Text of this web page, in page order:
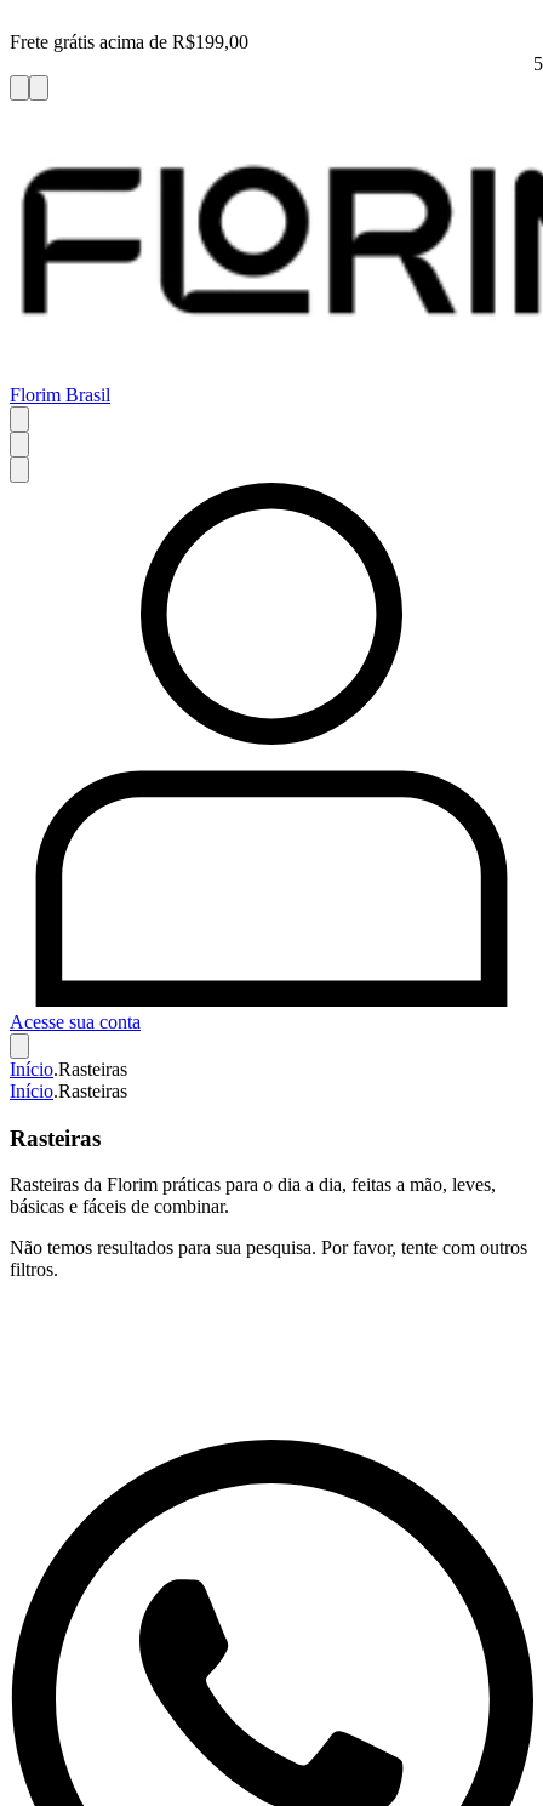
Frete grátis acima de R$199,00
Florim Brasil
Acesse sua conta
Início.Rasteiras
Início.Rasteiras
Rasteiras
Rasteiras da Florim práticas para o dia a dia, feitas a mão, leves,
básicas e fáceis de combinar.
Não temos resultados para sua pesquisa. Por favor, tente com outros
filtros.